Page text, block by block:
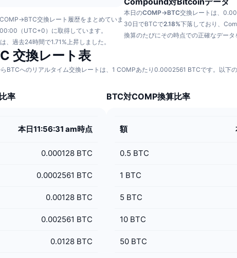
交換レート履歴をまとめていま
（UTC+0）に取得しています。
過去24時間で1.71%上昇しました。
本日のCOMP→BTC交換レートは、
30日でBTCで2.18%下落しており、
換算のたびにその時点での正確なデータ
交換レート表
BTCへのリアルタイム交換レートは、1 COMPあたり0.0002561 BTCです。以下
率
本日11:56:31 am時点
0.000128 BTC
0.0002561 BTC
0.00128 BTC
0.002561 BTC
0.0128 BTC
BTC対COMP換算比率
額
0.5 BTC
1 BTC
5 BTC
10 BTC
50 BTC